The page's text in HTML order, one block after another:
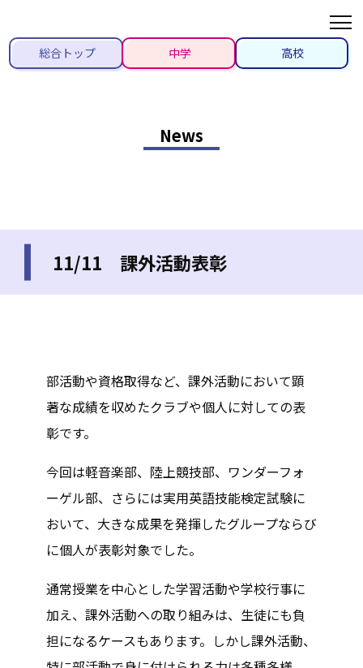
総合トップ 中学 高校
News
11/11 課外活動表彰
部活動や資格取得など、課外活動において顕
著な成績を収めたクラブや個人に対しての表
彰です。
今回は軽音楽部、陸上競技部、ワンダーフォ
ーゲル部、さらには実用英語技能検定試験に
おいて、大きな成果を発揮したグループならび
に個人が表彰対象でした。
通常授業を中心とした学習活動や学校行事に
加え、課外活動への取り組みは、生徒にも負
担になるケースもあります。しかし課外活動、